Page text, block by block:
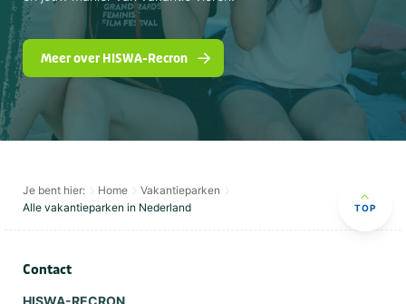
Meer over HISWA-Recron
Je bent hier: Home
Vakantieparken
Alle vakantieparken in Nederland
TOP
Contact
HISWA-RECRON